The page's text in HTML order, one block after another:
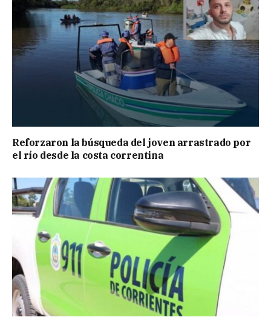
Reforzaron la búsqueda del joven arrastrado por
el río desde la costa correntina